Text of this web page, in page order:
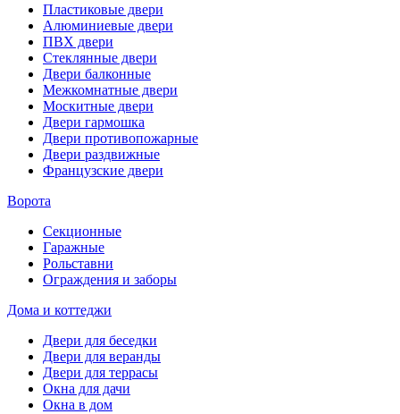
Пластиковые двери
Алюминиевые двери
ПВХ двери
Стеклянные двери
Двери балконные
Межкомнатные двери
Москитные двери
Двери гармошка
Двери противопожарные
Двери раздвижные
Французские двери
Ворота
Секционные
Гаражные
Рольставни
Ограждения и заборы
Дома и коттеджи
Двери для беседки
Двери для веранды
Двери для террасы
Окна для дачи
Окна в дом